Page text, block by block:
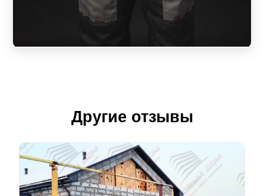
Другие отзывы